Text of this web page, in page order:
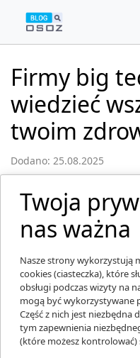
Firmy big
wiedzieć
twoim
Dodano: 25.08.2025
Twoja
nas ważna
Nasze strony wykorzystują
cookies (ciasteczka), które
obsługi podczas wizyty na
mogą być wykorzystywane
Część z nich jest niezbędna
tym zapewnienia
(które możesz